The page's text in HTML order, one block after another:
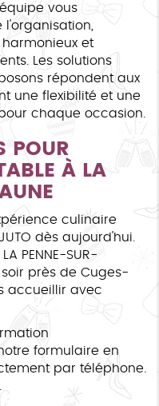
vous
et
Les solutions
répondent aux
une flexibilité et une
chaque occasion.
POUR
À LA
culinaire
dès aujourd'hui.
PENNE-SUR-
soir près de Cuges-
accueillir avec
formulaire en
par téléphone.